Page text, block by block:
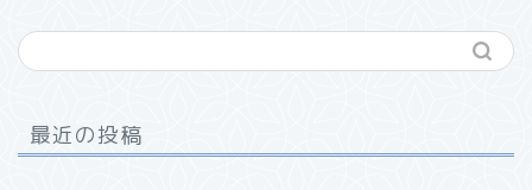
最近の投稿